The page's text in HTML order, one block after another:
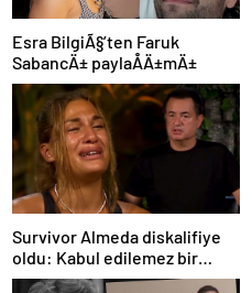
Esra BilgiÃ§’ten Faruk
SabancÄ± paylaÅÄ±mÄ±
Survivor Almeda diskalifiye
oldu: Kabul edilemez bir
durum!